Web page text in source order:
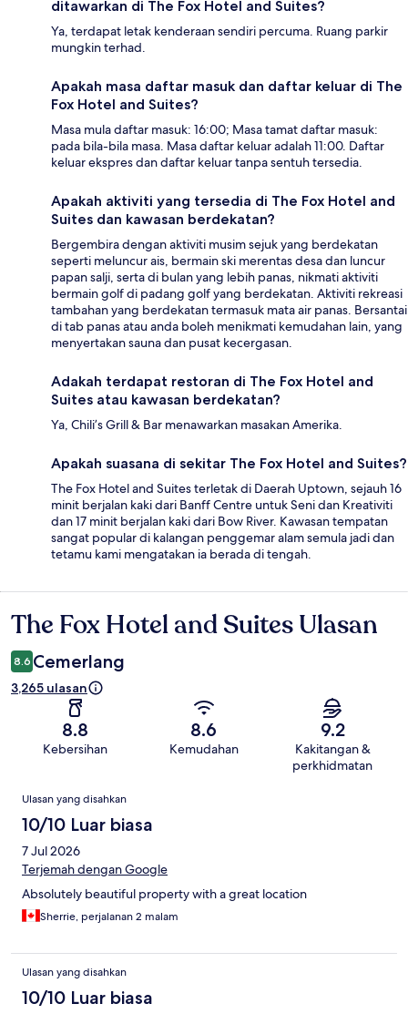
ditawarkan di The Fox Hotel and Suites?
Ya, terdapat letak kenderaan sendiri percuma. Ruang parkir
mungkin terhad.
Apakah masa daftar masuk dan daftar keluar di The
Fox Hotel and Suites?
Masa mula daftar masuk: 16:00; Masa tamat daftar masuk:
pada bila-bila masa. Masa daftar keluar adalah 11:00. Daftar
keluar ekspres dan daftar keluar tanpa sentuh tersedia.
Apakah aktiviti yang tersedia di The Fox Hotel and
Suites dan kawasan berdekatan?
Bergembira dengan aktiviti musim sejuk yang berdekatan
seperti meluncur ais, bermain ski merentas desa dan luncur
papan salji, serta di bulan yang lebih panas, nikmati aktiviti
bermain golf di padang golf yang berdekatan. Aktiviti rekreasi
tambahan yang berdekatan termasuk mata air panas. Bersantai
di tab panas atau anda boleh menikmati kemudahan lain, yang
menyertakan sauna dan pusat kecergasan.
Adakah terdapat restoran di The Fox Hotel and
Suites atau kawasan berdekatan?
Ya, Chili’s Grill & Bar menawarkan masakan Amerika.
Apakah suasana di sekitar The Fox Hotel and Suites?
The Fox Hotel and Suites terletak di Daerah Uptown, sejauh 16
minit berjalan kaki dari Banff Centre untuk Seni dan Kreativiti
dan 17 minit berjalan kaki dari Bow River. Kawasan tempatan
sangat popular di kalangan penggemar alam semula jadi dan
tetamu kami mengatakan ia berada di tengah.
Ulasan
The Fox Hotel and Suites Ulasan
8.6 Cemerlang
3,265 ulasan
8.8
Kebersihan
8.6
Kemudahan
9.2
Kakitangan &
perkhidmatan
Ulasan
Ulasan yang disahkan
10/10 Luar biasa
7 Jul 2026
Terjemah dengan Google
Absolutely beautiful property with a great location
Sherrie, perjalanan 2 malam
Ulasan yang disahkan
10/10 Luar biasa